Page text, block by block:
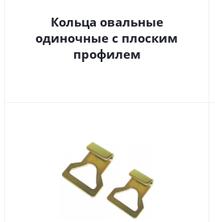
Кольца овальные
одиночные c плоским
профилем